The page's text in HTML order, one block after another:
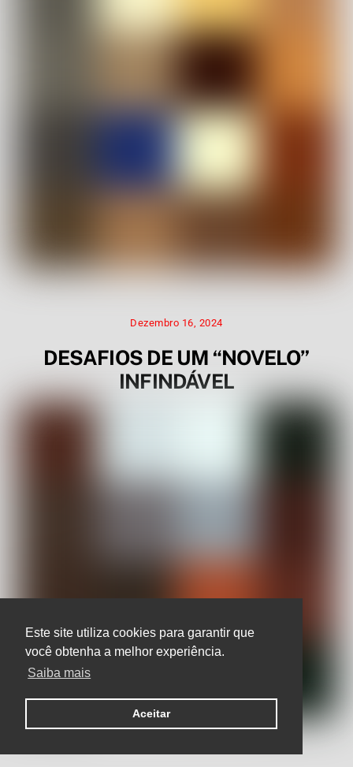
Este site utiliza cookies para garantir que
você obtenha a melhor experiência.
Saiba mais
Aceitar
Dezembro 16, 2024
DESAFIOS DE UM “NOVELO”
INFINDÁVEL